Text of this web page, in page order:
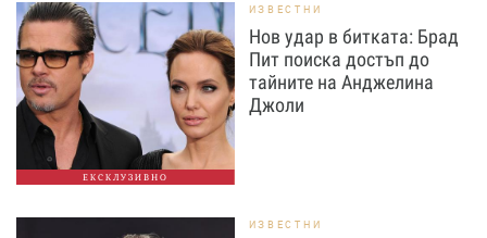
ЕКСКЛУЗИВНО
ИЗВЕСТНИ
Нов удар в битката: Брад
Пит поиска достъп до
тайните на Анджелина
Джоли
ИЗВЕСТНИ